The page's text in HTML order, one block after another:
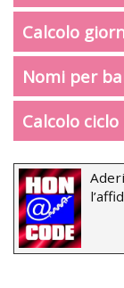
Calcolo
Nomi per
Calcolo